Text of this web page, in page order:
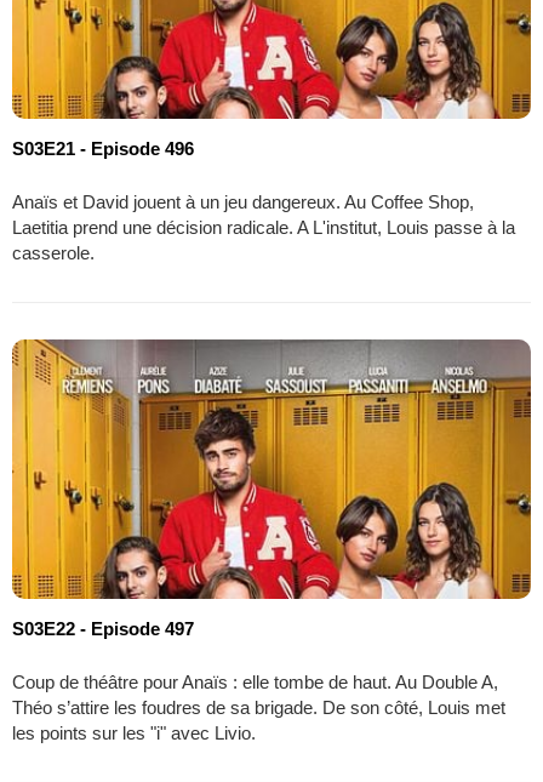
S03E21 - Episode 496
Anaïs et David jouent à un jeu dangereux. Au Coffee Shop,
Laetitia prend une décision radicale. A L'institut, Louis passe à la
casserole.
S03E22 - Episode 497
Coup de théâtre pour Anaïs : elle tombe de haut. Au Double A,
Théo s’attire les foudres de sa brigade. De son côté, Louis met
les points sur les "i" avec Livio.